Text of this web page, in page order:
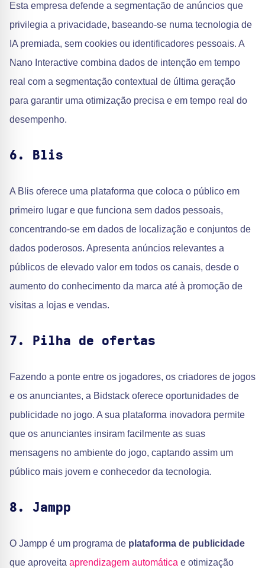
Esta empresa defende a segmentação de anúncios que
privilegia a privacidade, baseando-se numa tecnologia de
IA premiada, sem cookies ou identificadores pessoais. A
Nano Interactive combina dados de intenção em tempo
real com a segmentação contextual de última geração
para garantir uma otimização precisa e em tempo real do
desempenho.
6. Blis
A Blis oferece uma plataforma que coloca o público em
primeiro lugar e que funciona sem dados pessoais,
concentrando-se em dados de localização e conjuntos de
dados poderosos. Apresenta anúncios relevantes a
públicos de elevado valor em todos os canais, desde o
aumento do conhecimento da marca até à promoção de
visitas a lojas e vendas.
7. Pilha de ofertas
Fazendo a ponte entre os jogadores, os criadores de jogos
e os anunciantes, a Bidstack oferece oportunidades de
publicidade no jogo. A sua plataforma inovadora permite
que os anunciantes insiram facilmente as suas
mensagens no ambiente do jogo, captando assim um
público mais jovem e conhecedor da tecnologia.
8. Jampp
O Jampp é um programa de plataforma de publicidade
que aproveita aprendizagem automática e otimização